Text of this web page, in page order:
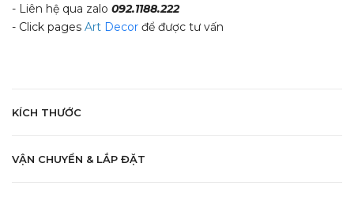
- Liên hệ qua zalo 092.1188.222
- Click pages Art Decor để được tư vấn
KÍCH THƯỚC
VẬN CHUYỂN & LẮP ĐẶT